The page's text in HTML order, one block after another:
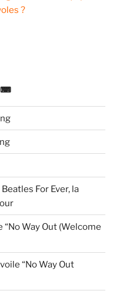
?
⌨
For Ever, la
“No Way Out (Welcome
“No Way Out